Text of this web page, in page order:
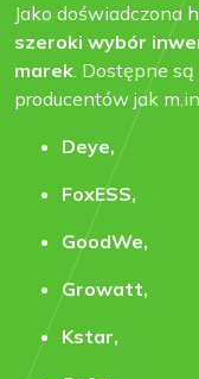
Jako doświadczona
szeroki wybór
marek. Dostępne
producentów jak
Deye,
FoxESS,
GoodWe,
Growatt,
Kstar,